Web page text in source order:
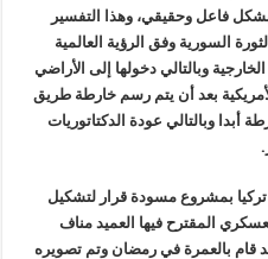
فاعل وحقيقي، وهذا التفسير
السورية وفق الرؤية العالمية
وبالتالي دخولها إلى الأراضي
بعد أن يتم رسم خارطة طريق
أبدا وبالتالي عودة الدكتاتوريات
بمشروع مسودة قرار لتشكيل
المقترح فيها العميد مناف
بالعمرة في رمضان وتم تصويره